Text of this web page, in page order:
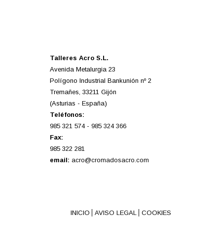
Talleres Acro S.L.
Avenida Metalurgia 23
Polígono Industrial Bankunión nº 2
Tremañes, 33211 Gijón
(Asturias - España)
Teléfonos:
985 321 574- 985 324 366
Fax:
985 322 281
email: acro@cromadosacro.com
INICIO AVISO LEGAL COOKIES